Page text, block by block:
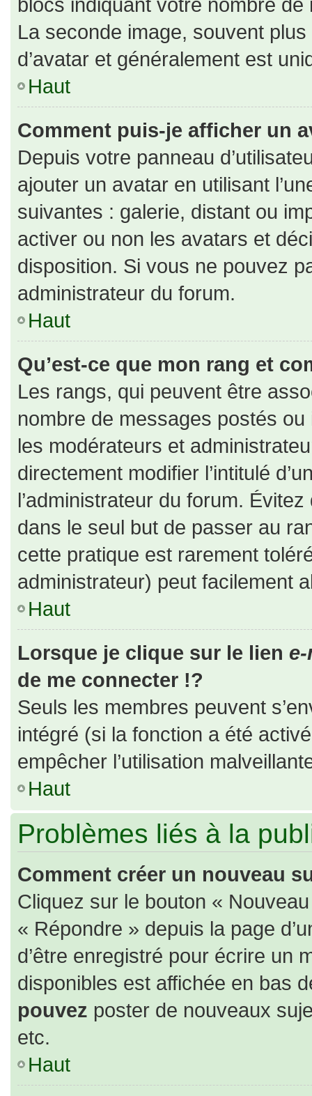
La seconde image, souvent
d’avatar et généralement est
Haut
Comment puis-je afficher un
Depuis votre panneau
ajouter un avatar en utilisant
suivantes : galerie, distant ou
activer ou non les avatars et
disposition. Si vous ne pouvez
administrateur du forum.
Haut
Qu’est-ce que mon rang et
Les rangs, qui peuvent être
nombre de messages postés
les modérateurs et
directement modifier l’intitulé
l’administrateur du forum.
dans le seul but de passer au
cette pratique est rarement
administrateur) peut facilement
Haut
Lorsque je clique sur le lien
de me connecter !?
Seuls les membres peuvent
intégré (si la fonction a été
empêcher l’utilisation
Haut
Problèmes liés à la
Comment créer un nouveau
Cliquez sur le bouton «
« Répondre » depuis la page
d’être enregistré pour écrire un
disponibles est affichée en bas
pouvez poster de nouveaux
etc.
Haut